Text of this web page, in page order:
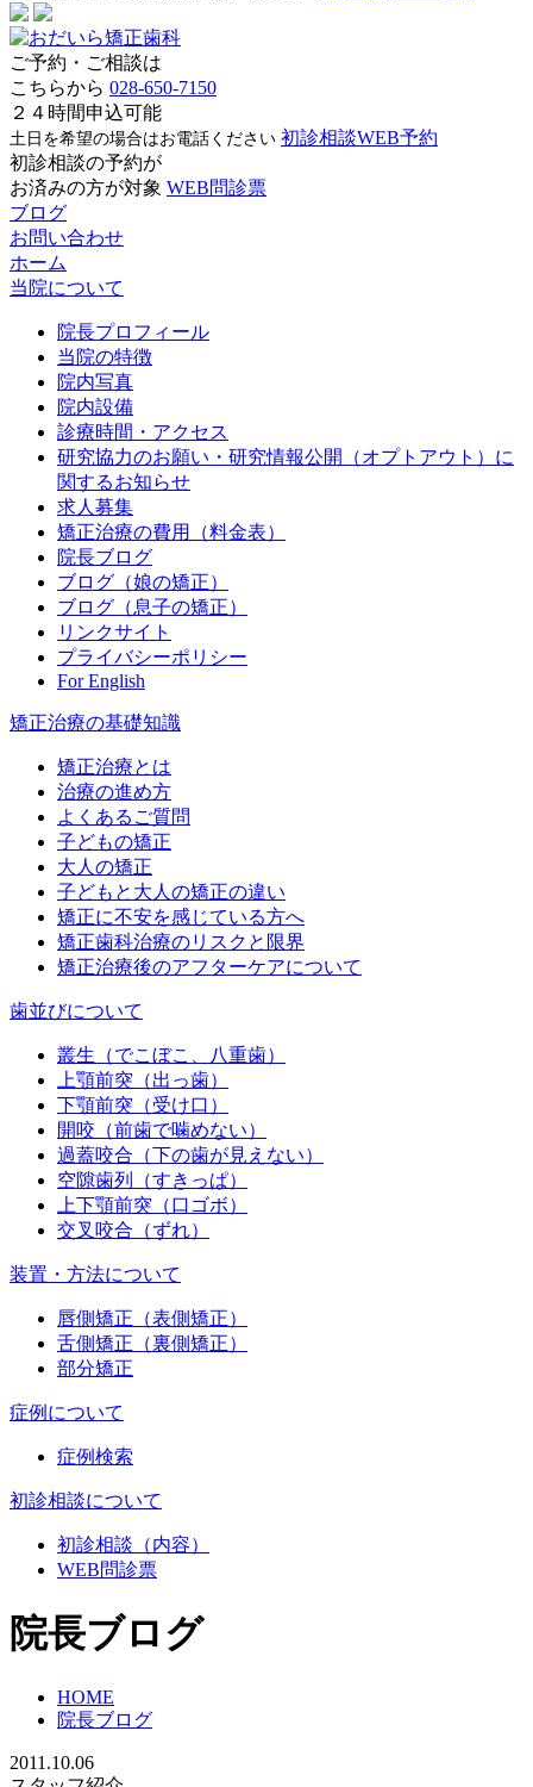
ご予約・ご相談は
こちらから 028-650-7150
２４時間申込可能
土日を希望の場合はお電話ください 初診相談WEB予約
初診相談の予約が
お済みの方が対象 WEB問診票
ブログ
お問い合わせ
ホーム
当院について
院長プロフィール
当院の特徴
院内写真
院内設備
診療時間・アクセス
研究協力のお願い・研究情報公開（オプトアウト）に
関するお知らせ
求人募集
矯正治療の費用（料金表）
院長ブログ
ブログ（娘の矯正）
ブログ（息子の矯正）
リンクサイト
プライバシーポリシー
For English
矯正治療の基礎知識
矯正治療とは
治療の進め方
よくあるご質問
子どもの矯正
大人の矯正
子どもと大人の矯正の違い
矯正に不安を感じている方へ
矯正歯科治療のリスクと限界
矯正治療後のアフターケアについて
歯並びについて
叢生（でこぼこ、八重歯）
上顎前突（出っ歯）
下顎前突（受け口）
開咬（前歯で噛めない）
過蓋咬合（下の歯が見えない）
空隙歯列（すきっぱ）
上下顎前突（口ゴボ）
交叉咬合（ずれ）
装置・方法について
唇側矯正（表側矯正）
舌側矯正（裏側矯正）
部分矯正
症例について
症例検索
初診相談について
初診相談（内容）
WEB問診票
院長ブログ
HOME
院長ブログ
2011.10.06